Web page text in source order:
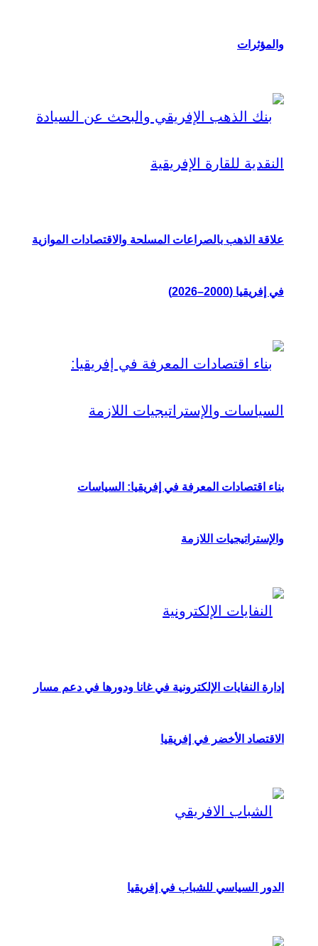
والمؤثرات
علاقة الذهب بالصراعات المسلحة والاقتصادات الموازية
في إفريقيا (2000–2026)
بناء اقتصادات المعرفة في إفريقيا: السياسات
والإستراتيجيات اللازمة
إدارة النفايات الإلكترونية في غانا ودورها في دعم مسار
الاقتصاد الأخضر في إفريقيا
الدور السياسي للشباب في إفريقيا